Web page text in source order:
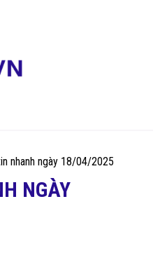
nhanh ngày 18/04/2025
NGÀY